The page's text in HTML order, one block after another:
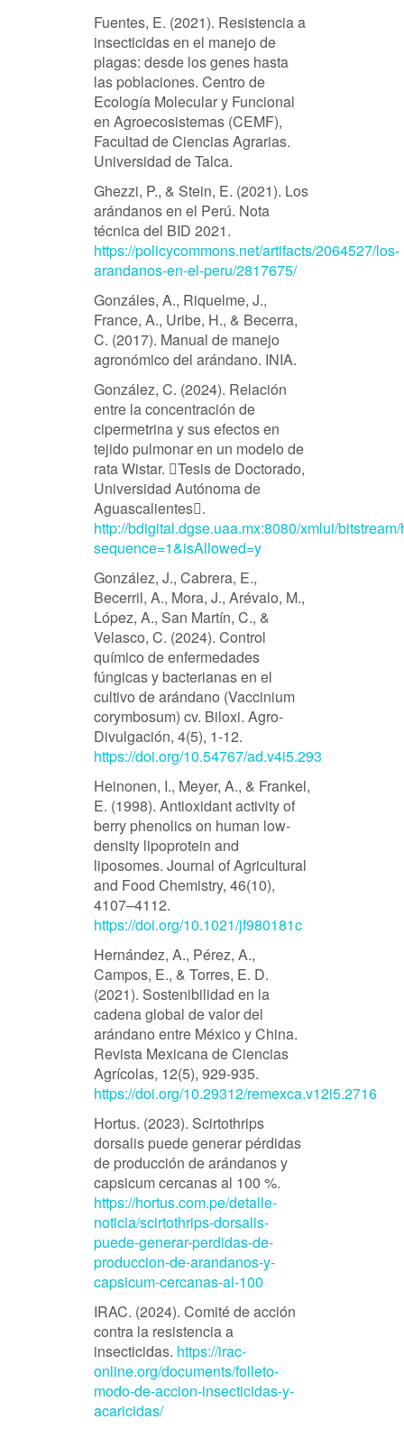
Fuentes, E. (2021). Resistencia a
insecticidas en el manejo de
plagas: desde los genes hasta
las poblaciones. Centro de
Ecología Molecular y Funcional
en Agroecosistemas (CEMF),
Facultad de Ciencias Agrarias.
Universidad de Talca.
Ghezzi, P., & Stein, E. (2021). Los
arándanos en el Perú. Nota
técnica del BID 2021.
https://policycommons.net/artifacts/2064527/los-
arandanos-en-el-peru/2817675/
Gonzáles, A., Riquelme, J.,
France, A., Uribe, H., & Becerra,
C. (2017). Manual de manejo
agronómico del arándano. INIA.
González, C. (2024). Relación
entre la concentración de
cipermetrina y sus efectos en
tejido pulmonar en un modelo de
rata Wistar. Tesis de Doctorado,
Universidad Autónoma de
Aguascalientes.
http://bdigital.dgse.uaa.mx:8080/xmlui/
sequence=1&isAllowed=y
González, J., Cabrera, E.,
Becerril, A., Mora, J., Arévalo, M.,
López, A., San Martín, C., &
Velasco, C. (2024). Control
químico de enfermedades
fúngicas y bacterianas en el
cultivo de arándano (Vaccinium
corymbosum) cv. Biloxi. Agro-
Divulgación, 4(5), 1-12.
https://doi.org/10.54767/ad.v4i5.293
Heinonen, I., Meyer, A., & Frankel,
E. (1998). Antioxidant activity of
berry phenolics on human low-
density lipoprotein and
liposomes. Journal of Agricultural
and Food Chemistry, 46(10),
4107–4112.
https://doi.org/10.1021/jf980181c
Hernández, A., Pérez, A.,
Campos, E., & Torres, E. D.
(2021). Sostenibilidad en la
cadena global de valor del
arándano entre México y China.
Revista Mexicana de Ciencias
Agrícolas, 12(5), 929-935.
https://doi.org/10.29312/remexca.v12i5.2716
Hortus. (2023). Scirtothrips
dorsalis puede generar pérdidas
de producción de arándanos y
capsicum cercanas al 100 %.
https://hortus.com.pe/detalle-
noticia/scirtothrips-dorsalis-
puede-generar-perdidas-de-
produccion-de-arandanos-y-
capsicum-cercanas-al-100
IRAC. (2024). Comité de acción
contra la resistencia a
insecticidas. https://irac-
online.org/documents/folleto-
modo-de-accion-insecticidas-y-
acaricidas/